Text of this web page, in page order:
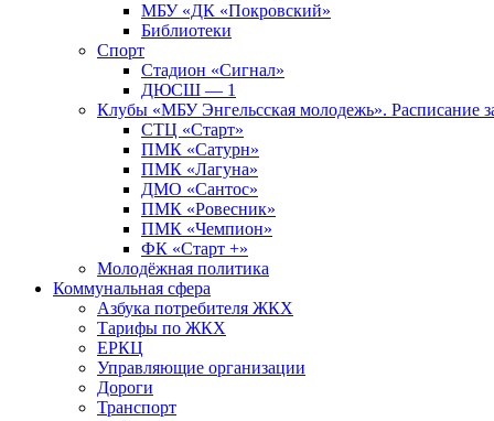
МБУ «ДК «Покровский»
Библиотеки
Спорт
Стадион «Сигнал»
ДЮСШ — 1
Клубы «МБУ Энгельсская молодежь». Расписание
СТЦ «Старт»
ПМК «Сатурн»
ПМК «Лагуна»
ДМО «Сантос»
ПМК «Ровесник»
ПМК «Чемпион»
ФК «Старт +»
Молодёжная политика
Коммунальная сфера
Азбука потребителя ЖКХ
Тарифы по ЖКХ
ЕРКЦ
Управляющие организации
Дороги
Транспорт